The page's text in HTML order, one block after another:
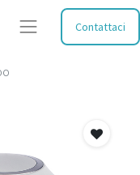
Contattaci